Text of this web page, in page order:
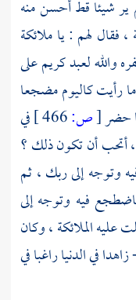
ير شيئا قط أحسن منه
فقال لهم : يا ملائكة
والله لعبد كريم على
رأيت كاليوم مضجعا
حضر[ص:
في
، أتحب أن تكون ذلك ؟
وتوجه إلى ربك ، ثم
فيه وتوجه إلى
الملائكة ، وكان
في الدنيا راغبا في